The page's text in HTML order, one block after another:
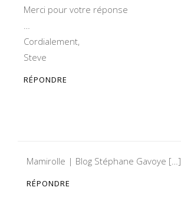
Merci pour votre réponse
…
Cordialement,
Steve
RÉPONDRE
Mamirolle | Blog Stéphane Gavoye […]
RÉPONDRE